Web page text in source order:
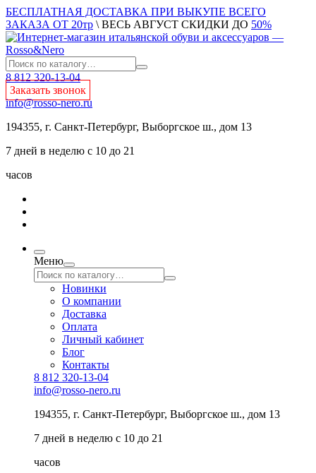
БЕСПЛАТНАЯ ДОСТАВКА ПРИ ВЫКУПЕ ВСЕГО
ЗАКАЗА ОТ 20тр \ ВЕСЬ АВГУСТ СКИДКИ ДО 50%
8 812 320-13-04
Заказать звонок
info@rosso-nero.ru
194355, г. Санкт-Петербург, Выборгское ш., дом 13
7 дней в неделю с 10 до 21
часов
Меню
Новинки
О компании
Доставка
Оплата
Личный кабинет
Блог
Контакты
8 812 320-13-04
info@rosso-nero.ru
194355, г. Санкт-Петербург, Выборгское ш., дом 13
7 дней в неделю с 10 до 21
часов